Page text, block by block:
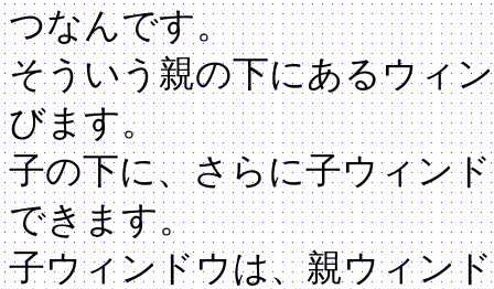
つなんです。
そういう親の下にあるウィ
びます。
子の下に、さらに子ウィン
できます。
子ウィンドウは、親ウィン